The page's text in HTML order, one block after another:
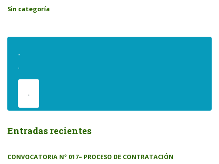
Sin categoría
.
.
.
Entradas recientes
CONVOCATORIA N° 017– PROCESO DE CONTRATACIÓN